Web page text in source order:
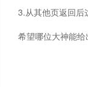
3.从其他页返回后
希望哪位大神能给